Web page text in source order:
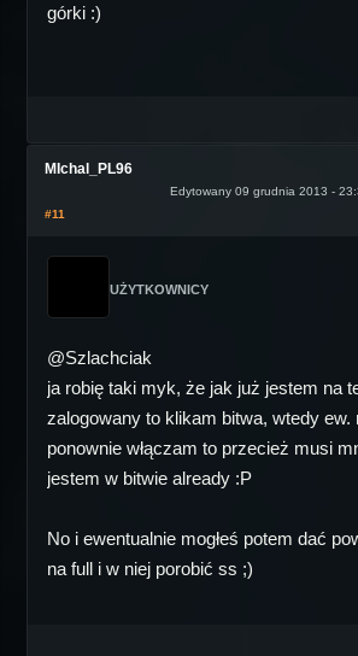
górki :)
MIchal_PL96
Edytowany 09 grudnia 2013 -
#11
UŻYTKOWNICY
@Szlachciak
ja robię taki myk, że jak już jestem na
zalogowany to klikam bitwa, wtedy ew.
ponownie włączam to przecież musi
jestem w bitwie already :P
No i ewentualnie mogłeś potem dać
na full i w niej porobić ss ;)